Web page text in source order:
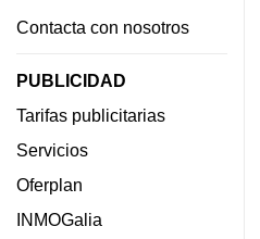
Contacta con nosotros
PUBLICIDAD
Tarifas publicitarias
Servicios
Oferplan
INMOGalia